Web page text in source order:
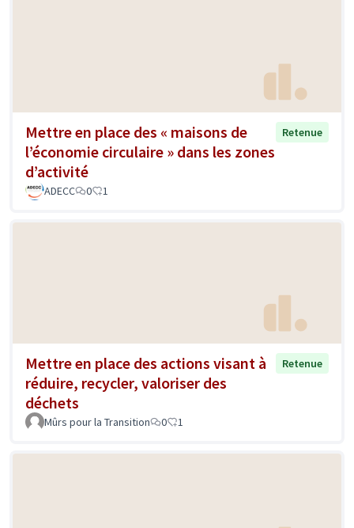
Mettre en place des « maisons de
l’économie circulaire » dans les zones
d’activité
Retenue
ADECC 0 1
Mettre en place des actions visant à
réduire, recycler, valoriser des
déchets
Retenue
Mûrs pour la Transition 0 1